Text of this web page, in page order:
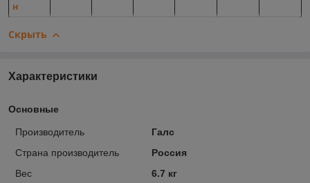
н
Скрыть
Характеристики
Основные
Производитель
Галс
Страна производитель
Россия
Вес
6.7 кг